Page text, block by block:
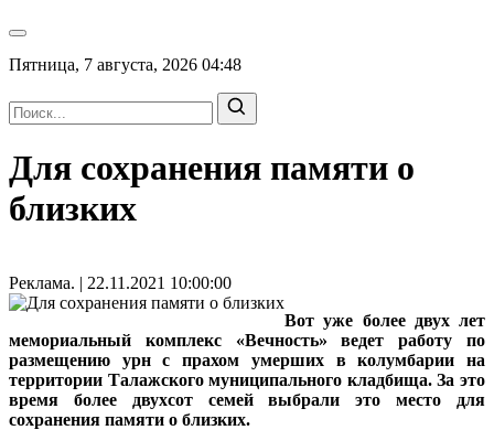
Пятница, 7 августа, 2026 04:48
Для сохранения памяти о
близких
Реклама. | 22.11.2021 10:00:00
Вот уже более двух лет
мемориальный комплекс «Вечность» ведет работу по
размещению урн с прахом умерших в колумбарии на
территории Талажского муниципального кладбища. За это
время более двухсот семей выбрали это место для
сохранения памяти о близких.